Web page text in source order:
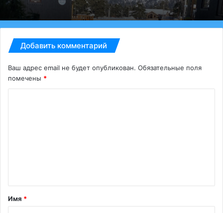
Добавить комментарий
Ваш адрес email не будет опубликован. Обязательные поля
помечены *
т
а
Имя *